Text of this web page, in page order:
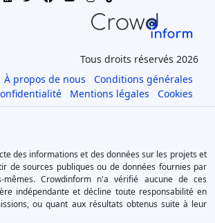
Tous droits réservés 2026
À propos de nous
Conditions générales
Mentions légales Cookies
des informations et des données sur les projets et
de sources publiques ou de données fournies par
mêmes. Crowdinform n'a vérifié aucune de ces
indépendante et décline toute responsabilité en
ou quant aux résultats obtenus suite à leur